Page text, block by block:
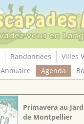
Randonnées Villes
Annuaire Agenda
Primavera au
de Montpellier